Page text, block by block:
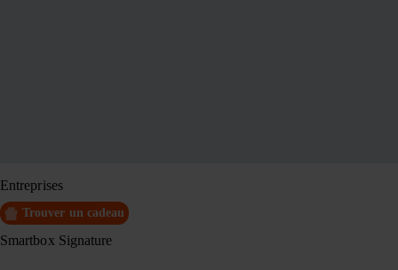
Entreprises
Trouver un cadeau
Smartbox Signature